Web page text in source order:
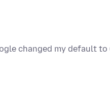
changed my default to